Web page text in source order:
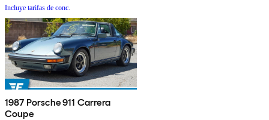
Incluye tarifas de conc.
1987 Porsche 911 Carrera
Coupe